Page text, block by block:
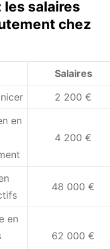
les salaires
chez
Salaires
2 200 €
en
4 200 €
48 000 €
en
62 000 €